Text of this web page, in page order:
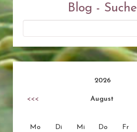
Blog - Suche
2026
<<< August
Mo Di Mi Do Fr